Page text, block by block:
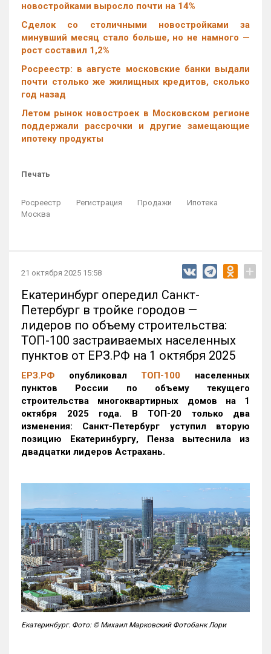
новостройками выросло почти на 14%
Cделок со столичными новостройками за
минувший месяц стало больше, но не намного —
рост составил 1,2%
Росреестр: в августе московские банки выдали
почти столько же жилищных кредитов, сколько
год назад
Летом рынок новостроек в Московском регионе
поддержали рассрочки и другие замещающие
ипотеку продукты
Печать
Росреестр Регистрация Продажи
Ипотека
Москва
21 октября 2025 15:58 +
Екатеринбург опередил Санкт-
Петербург в тройке городов —
лидеров по объему строительства:
ТОП-100 застраиваемых населенных
пунктов от ЕРЗ.РФ на 1 октября 2025
ЕРЗ.РФ опубликовал ТОП-100 населенных
пунктов России по объему текущего
строительства многоквартирных домов на 1
октября 2025 года. В ТОП-20 только два
изменения: Санкт-Петербург уступил вторую
позицию Екатеринбургу, Пенза вытеснила из
двадцатки лидеров Астрахань.
Екатеринбург. Фото: © Михаил Марковский Фотобанк Лори